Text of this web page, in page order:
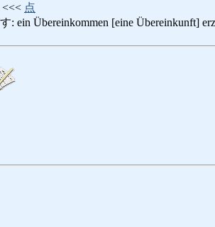
<<< 点
Übereinkommen [eine Übereinkunft]